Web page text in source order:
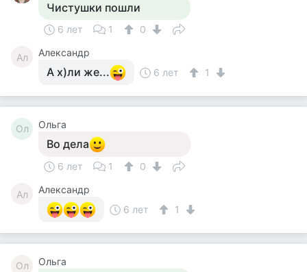
Чистушки пошли
6 лет 1 0
Ал Александр
А х)ли же... 6 лет 1
Ол Ольга
Во дела
6 лет 1 0
Ал
Александр
6 лет
1
Ол Ольга